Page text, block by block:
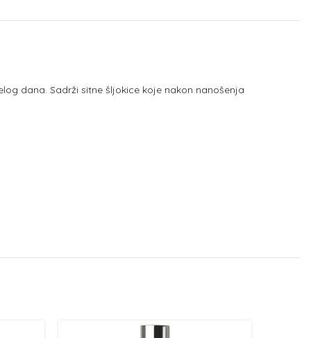
dana. Sadrži sitne šljokice koje nakon nanošenja